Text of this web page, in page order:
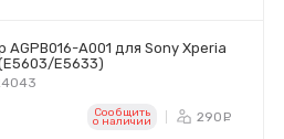
AGPB016-A001 для Sony Xperia
E5633)
Сообщить
o наличии 290